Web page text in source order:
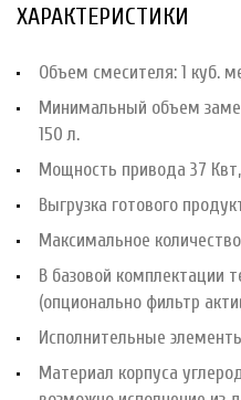
ХАРАКТЕРИСТИКИ
Объем смесителя: 1 куб.
Минимальный объем
150 л.
Мощность привода 37
Выгрузка готового
Максимальное
В базовой комплектации
(опционально фильтр
Исполнительные
Материал корпуса